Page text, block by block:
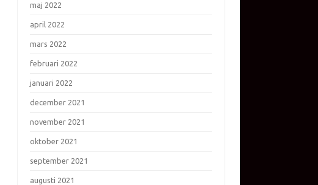
maj 2022
april 2022
mars 2022
februari 2022
januari 2022
december 2021
november 2021
oktober 2021
september 2021
augusti 2021